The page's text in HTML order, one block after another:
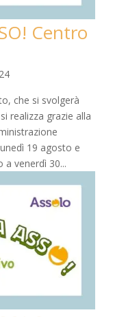
Centro
che si svolgerà
realizza grazie alla
19 agosto e
venerdì 30...